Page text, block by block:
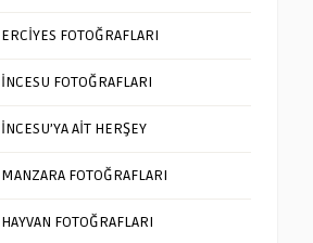
ERCİYES FOTOĞRAFLARI
İNCESU FOTOĞRAFLARI
İNCESU’YA AİT HERŞEY
MANZARA FOTOĞRAFLARI
HAYVAN FOTOĞRAFLARI